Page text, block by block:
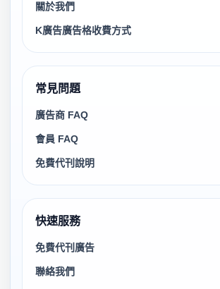
關於我們
K廣告廣告格收費方式
常見問題
廣告商 FAQ
會員 FAQ
免費代刊說明
快速服務
免費代刊廣告
聯絡我們